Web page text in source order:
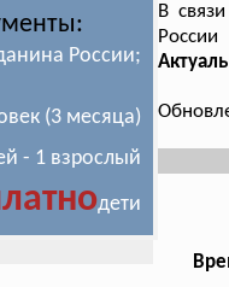
России;
(3 месяца)
- 1 взрослый
дети
В